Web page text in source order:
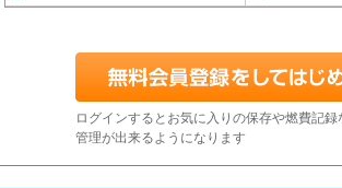
ログインするとお気に入りの保存や燃費記録
管理が出来るようになります